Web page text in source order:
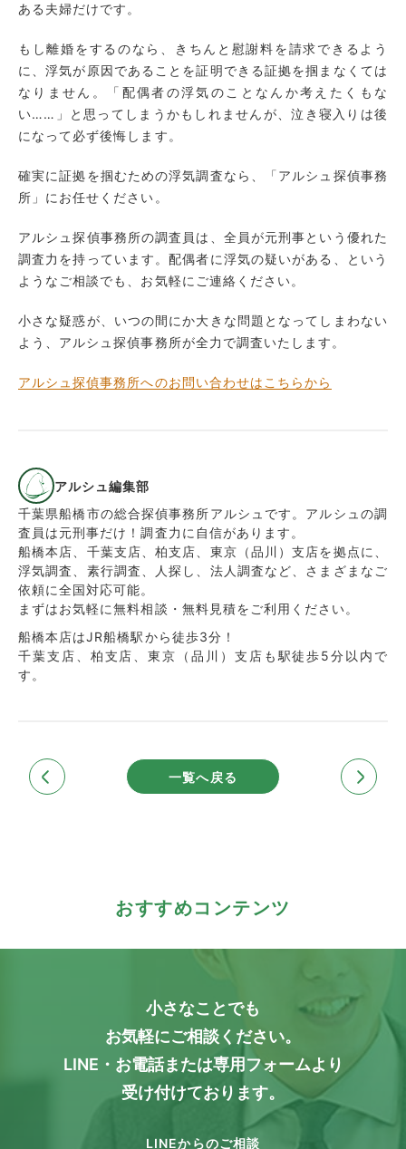
ある夫婦だけです。
もし離婚をするのなら、きちんと慰謝料を請求できるよう
に、浮気が原因であることを証明できる証拠を掴まなくては
なりません。「配偶者の浮気のことなんか考えたくもな
い……」と思ってしまうかもしれませんが、泣き寝入りは後
になって必ず後悔します。
確実に証拠を掴むための浮気調査なら、「アルシュ探偵事務
所」にお任せください。
アルシュ探偵事務所の調査員は、全員が元刑事という優れた
調査力を持っています。配偶者に浮気の疑いがある、という
ようなご相談でも、お気軽にご連絡ください。
小さな疑惑が、いつの間にか大きな問題となってしまわない
よう、アルシュ探偵事務所が全力で調査いたします。
アルシュ探偵事務所へのお問い合わせはこちらから
アルシュ編集部
千葉県船橋市の総合探偵事務所アルシュです。アルシュの調
査員は元刑事だけ！調査力に自信があります。
船橋本店、千葉支店、柏支店、東京（品川）支店を拠点に、
浮気調査、素行調査、人探し、法人調査など、さまざまなご
依頼に全国対応可能。
まずはお気軽に無料相談・無料見積をご利用ください。
船橋本店はJR船橋駅から徒歩3分！
千葉支店、柏支店、東京（品川）支店も駅徒歩5分以内で
す。
一覧へ戻る
おすすめコンテンツ
小さなことでも
お気軽にご相談ください。
LINE・お電話または専用フォームより
受け付けております。
LINEからのご相談